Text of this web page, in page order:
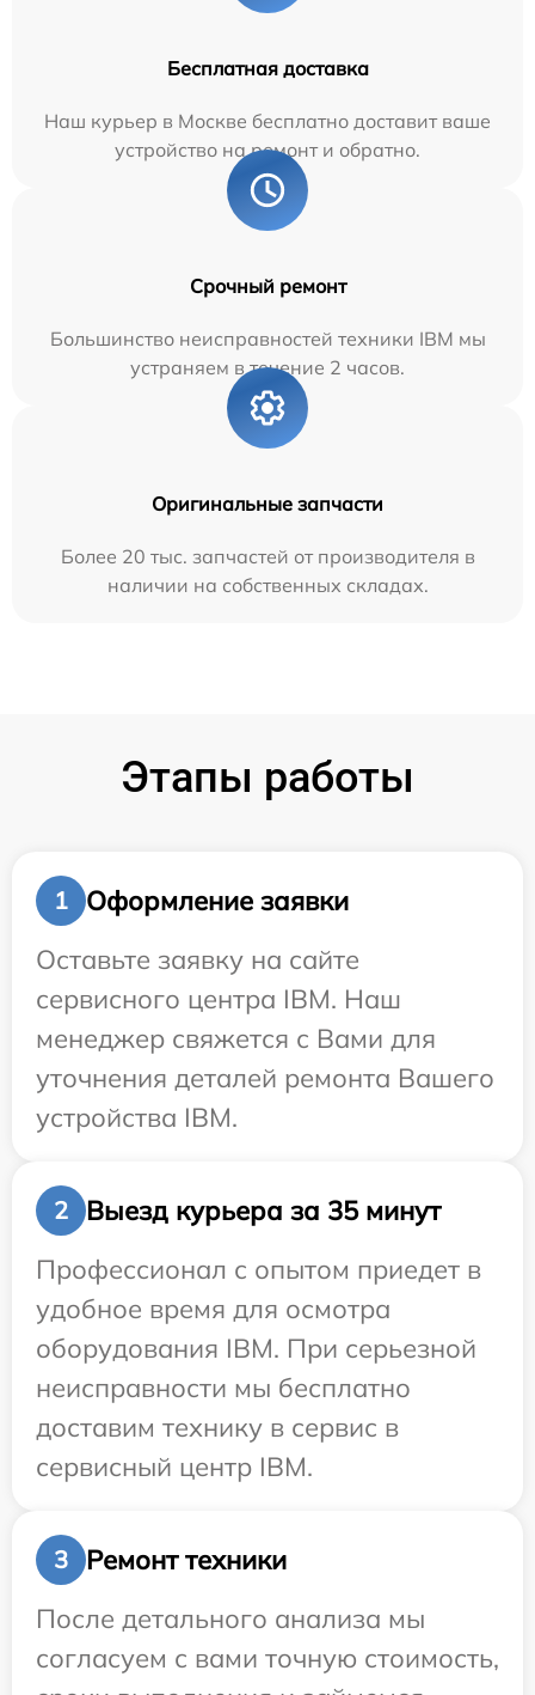
Бесплатная доставка
Наш курьер в Москве бесплатно доставит ваше
устройство на ремонт и обратно.
Срочный ремонт
Большинство неисправностей техники IBM мы
устраняем в течение 2 часов.
Оригинальные запчасти
Более 20 тыс. запчастей от производителя в
наличии на собственных складах.
Этапы работы
1
Оформление заявки
Оставьте заявку на сайте
сервисного центра IBM. Наш
менеджер свяжется с Вами для
уточнения деталей ремонта Вашего
устройства IBM.
2
Выезд курьера за 35 минут
Профессионал с опытом приедет в
удобное время для осмотра
оборудования IBM. При серьезной
неисправности мы бесплатно
доставим технику в сервис в
сервисный центр IBM.
3
Ремонт техники
После детального анализа мы
согласуем с вами точную стоимость,